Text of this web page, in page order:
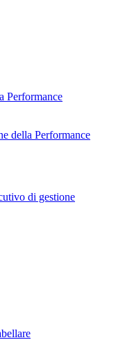
Performance
della Performance
di gestione